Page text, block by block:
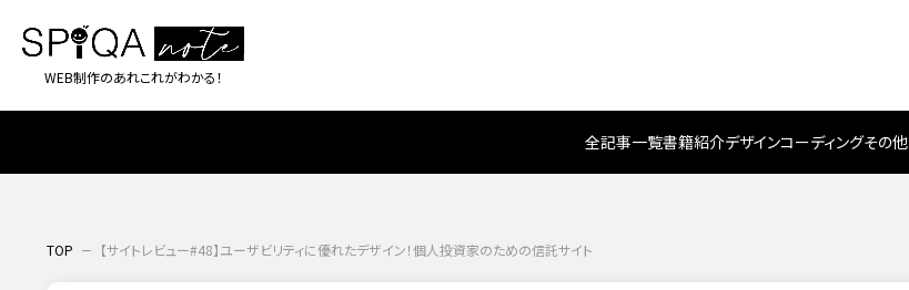
WEB制作のあれこれがわかる！
全記事一覧書籍紹介デザインコーディングその他
TOP 【サイトレビュー#48】ユーザビリティに優れたデザイン！個人投資家のための信託サイト